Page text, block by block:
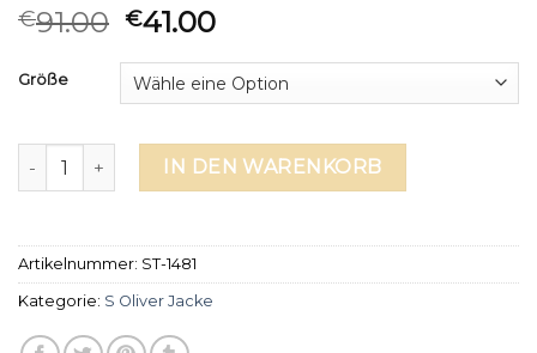
€91.00 €41.00
Größe
s oliver jacke MengeIN DEN WARENKORB
Artikelnummer: ST-1481
Kategorie: S Oliver Jacke